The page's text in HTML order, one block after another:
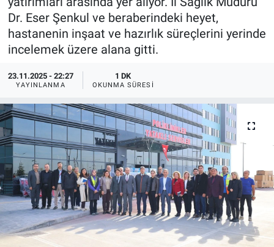
Dr. Eser Şenkul ve beraberindeki heyet,
hastanenin inşaat ve hazırlık süreçlerini yerinde
incelemek üzere alana gitti.
23.11.2025 - 22:27
YAYINLANMA
1 DK
OKUNMA SÜRESI